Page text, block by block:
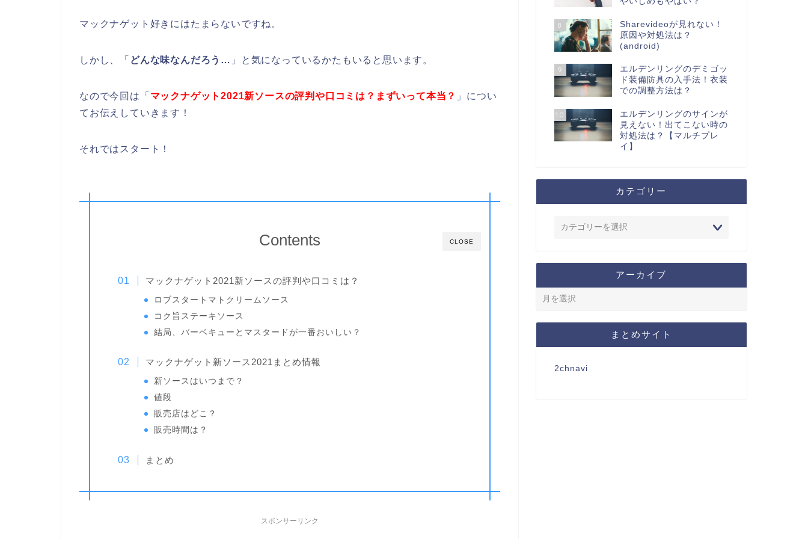
マックナゲット好きにはたまらないですね。
しかし、「 どんな味なんだろう… 」と気になっているかたもいると思います。
なので今回は「 マックナゲット2021新ソースの評判や口コミは？まずいって本当？ 」につい
てお伝えしていきます！
それではスタート！
CLOSE
Contents
マックナゲット2021新ソースの評判や口コミは？
ロブスタートマトクリームソース
コク旨ステーキソース
結局、バーベキューとマスタードが一番おいしい？
マックナゲット新ソース2021まとめ情報
新ソースはいつまで？
値段
販売店はどこ？
販売時間は？
まとめ
スポンサーリンク
8
Sharevideoが見れない！
原因や対処法は？
(android)
9
エルデンリングのデミゴッ
ド装備防具の入手法！衣装
での調整方法は？
10
エルデンリングのサインが
見えない！出てこない時の
対処法は？【マルチプレ
イ】
カテゴリー
アーカイブ
まとめサイト
2chnavi